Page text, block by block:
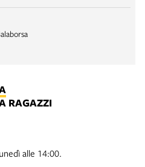
RAGAZZI
alle 14:00.